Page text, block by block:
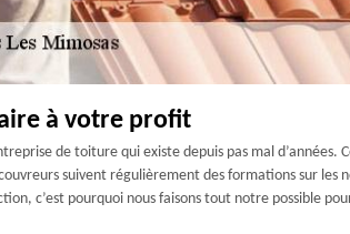
à votre profit
de toiture qui existe depuis pas mal
suivent régulièrement des formations sur
c’est pourquoi nous faisons tout notre possible